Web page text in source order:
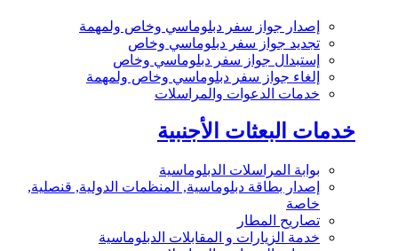
إصدار جواز سفر دبلوماسي وخاص ولمهمة
تجديد جواز سفر دبلوماسي وخاص
إستبدال جواز سفر دبلوماسي وخاص
إلغاء جواز سفر دبلوماسي وخاص ولمهمة
خدمات الدعوات والمراسلات
خدمات البعثات الأجنبية
بوابة المراسلات الدبلوماسية
إصدار بطاقة دبلوماسية, المنظمات الدولية, قنصلية,
خاصة
تصاريح المطار
خدمة الزيارات و المقابلات الدبلوماسية